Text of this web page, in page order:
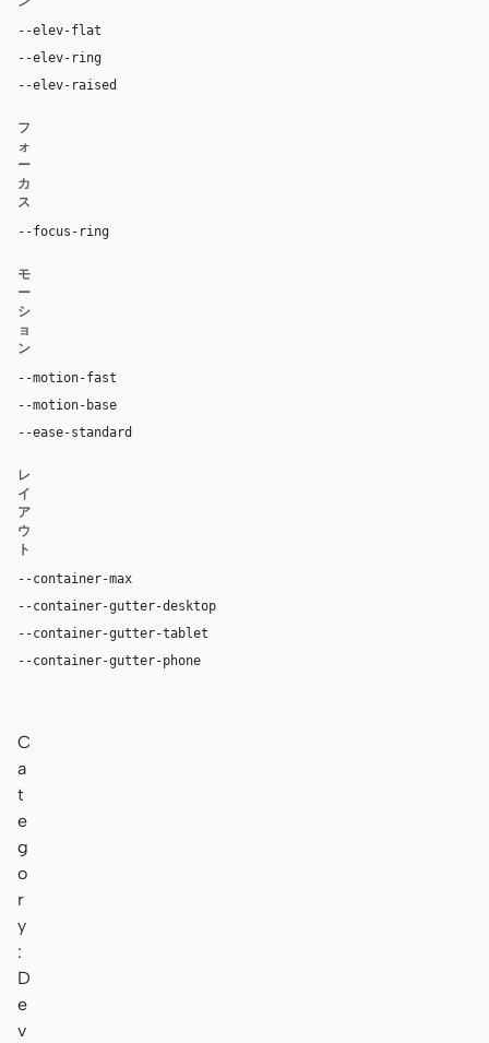
--elev-flat
--elev-ring
--elev-raised
フ
ォ
ー
カ
ス
--focus-ring
モ
ー
シ
ョ
ン
--motion-fast
--motion-base
--ease-standard
レ
イ
ア
ウ
ト
--container-max
--container-gutter-desktop
--container-gutter-tablet
--container-gutter-phone
C
a
t
e
g
o
r
y
:
D
e
v